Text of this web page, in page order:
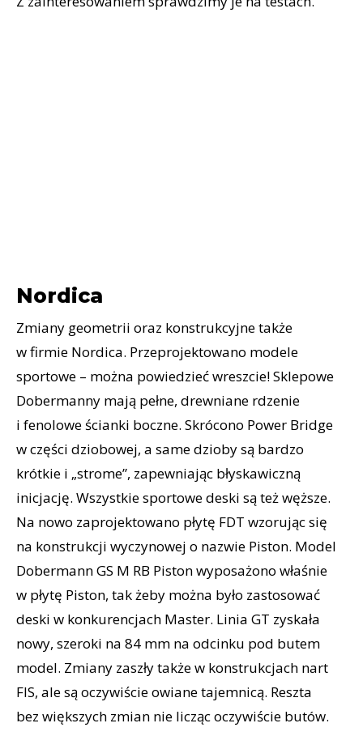
Nordica
Zmiany geometrii oraz konstrukcyjne także
w firmie Nordica. Przeprojektowano modele
sportowe – można powiedzieć wreszcie! Sklepowe
Dobermanny mają pełne, drewniane rdzenie
i fenolowe ścianki boczne. Skrócono Power Bridge
w części dziobowej, a same dzioby są bardzo
krótkie i „strome”, zapewniając błyskawiczną
inicjację. Wszystkie sportowe deski są też węższe.
Na nowo zaprojektowano płytę FDT wzorując się
na konstrukcji wyczynowej o nazwie Piston. Model
Dobermann GS M RB Piston wyposażono właśnie
w płytę Piston, tak żeby można było zastosować
deski w konkurencjach Master. Linia GT zyskała
nowy, szeroki na 84 mm na odcinku pod butem
model. Zmiany zaszły także w konstrukcjach nart
FIS, ale są oczywiście owiane tajemnicą. Reszta
bez większych zmian nie licząc oczywiście butów.